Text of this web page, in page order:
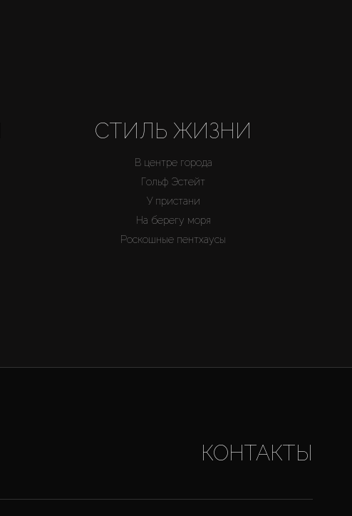
СТИЛЬ ЖИЗНИ
В центре города
Гольф Эстейт
У пристани
На берегу моря
Роскошные пентхаусы
КОНТАКТЫ